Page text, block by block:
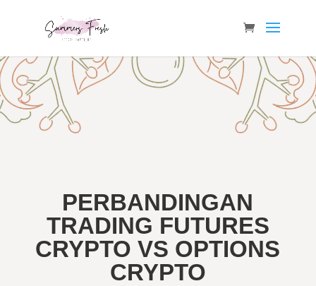
PERBANDINGAN
TRADING FUTURES
CRYPTO VS OPTIONS
CRYPTO